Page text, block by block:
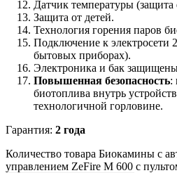
Датчик температуры (защита
Защита от детей.
Технология горения паров
Подключение к электросети
бытовых приборах).
Электроника и бак
Повышенная безопасность:
биотоплива внутрь
технологичной горловине.
Гарантия: 2 года
Количество товара Биокамины с
управлением ZeFire М 600 с